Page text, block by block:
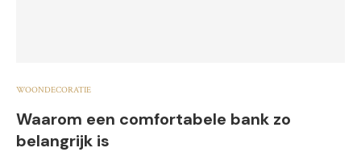
WOONDECORATIE
Waarom een comfortabele bank zo
belangrijk is